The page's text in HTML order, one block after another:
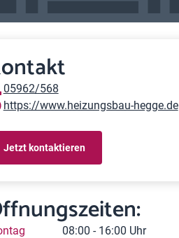
05962/568
https://www.heizungsbau-hegge.de
Jetzt kontaktieren
08:00 - 16:00 Uhr